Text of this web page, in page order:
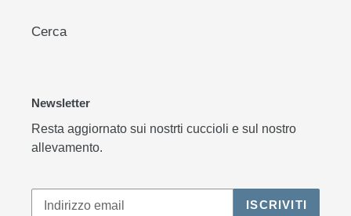
Cerca
Newsletter
Resta aggiornato sui nostrti cuccioli e sul nostro
allevamento.
ISCRIVITI